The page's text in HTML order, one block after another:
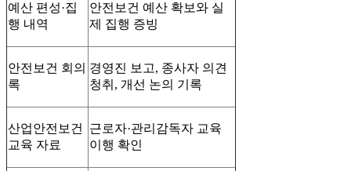
예산 편성·집
행 내역
안전보건 예산 확보와 실
제 집행 증빙
안전보건 회의
록
경영진 보고, 종사자 의견
청취, 개선 논의 기록
산업안전보건
교육 자료
근로자·관리감독자 교육
이행 확인